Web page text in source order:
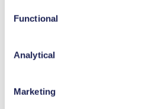
Functional
Analytical
Marketing
resväskor, vilket gör den idealisk
kortare dagsresor. Volkswagen
vilket gör det enkelt att navigera
stadsgator och längs natursköna
Benalmádena, möt djurlivet på
njut av shopping och mat på Plaza